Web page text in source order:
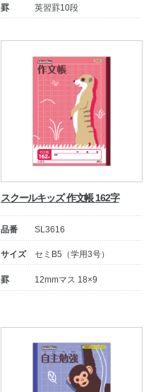
罫 英習罫10段
スクールキッズ 作文帳 162字
品番 SL3616
サイズ セミB5（学用3号）
罫 12mmマス 18×9